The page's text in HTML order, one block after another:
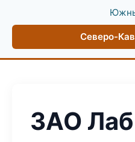
Северо-
ЗАО Лаб